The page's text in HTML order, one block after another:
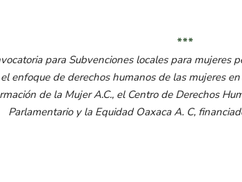
***
para Subvenciones locales para
enfoque de derechos humanos de las mujeres
de la Mujer A.C., el Centro de Derechos
Parlamentario y la Equidad Oaxaca A. C,